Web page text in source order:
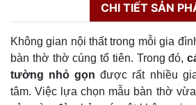
CHI TIẾT SẢN
Không gian nội thất trong mỗi gia
bàn thờ thờ cúng tổ tiên. Trong đó,
tường nhỏ gọn được rất nhiều
tâm. Việc lựa chọn mẫu bàn thờ